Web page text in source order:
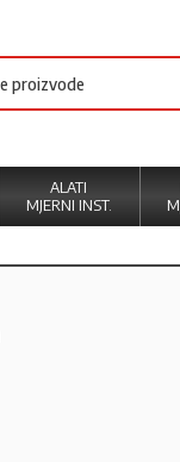
ALATI
MJERNI INST.